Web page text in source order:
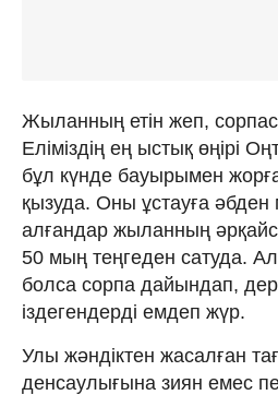
Жыланның етін жеп,
Еліміздің ең ыстық өңірі
бұл күнде бауырымен
қызуда. Оны ұстауға
алғандар жыланның
50 мың теңгеден сатуда.
болса сорпа дайындап,
іздегендерді емдеп жүр.
Улы жәндіктен жасалған
денсаулығына зиян емес